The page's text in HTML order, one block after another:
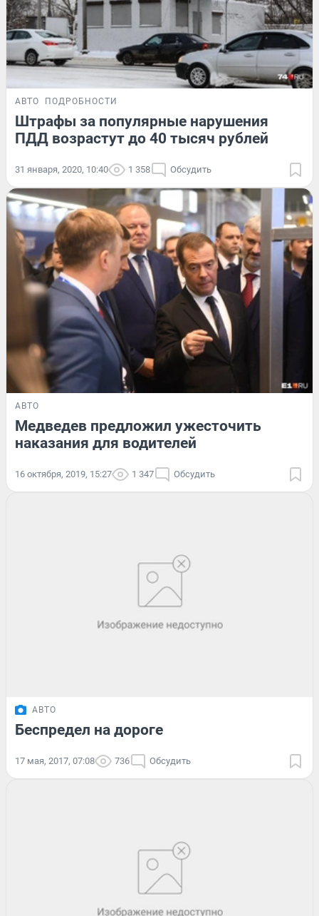
АВТО ПОДРОБНОСТИ
Штрафы за популярные нарушения
ПДД возрастут до 40 тысяч рублей
31 января, 2020, 10:40 1 358 Обсудить
АВТО
Медведев предложил ужесточить
наказания для водителей
16 октября, 2019, 15:27 1 347 Обсудить
АВТО
Беспредел на дороге
17 мая, 2017, 07:08 736 Обсудить